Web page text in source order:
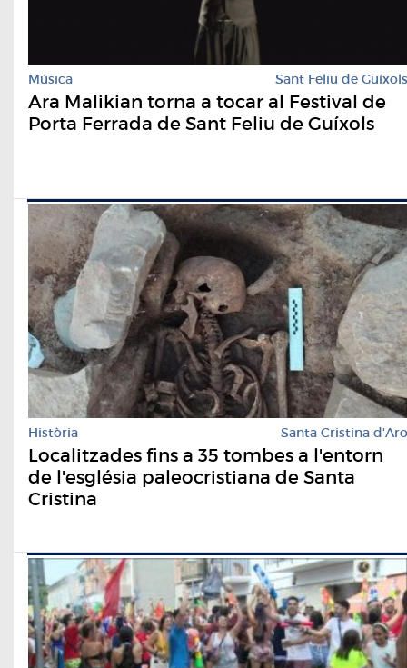
Música Sant Feliu de Guíxols
Ara Malikian torna a tocar al Festival de
Porta Ferrada de Sant Feliu de Guíxols
Història Santa Cristina d'Aro
Localitzades fins a 35 tombes a l'entorn
de l'església paleocristiana de Santa
Cristina